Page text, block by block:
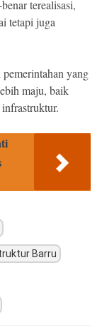
terealisasi,
tetapi juga
yang
maju, baik
Barru